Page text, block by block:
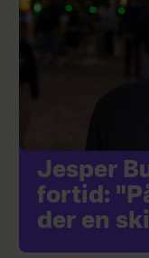
Jesper
fortid:
der en